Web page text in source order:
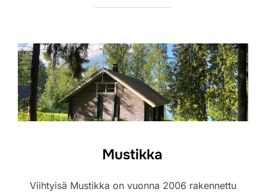
Mustikka
Viihtyisä Mustikka on vuonna 2006 rakennettu